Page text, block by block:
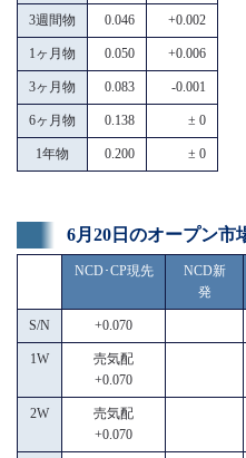
3週間物 0.046 +0.002
1ヶ月物 0.050 +0.006
3ヶ月物 0.083 -0.001
6ヶ月物 0.138 ± 0
1年物 0.200 ± 0
6月20日のオープン市
NCD･CP現先
NCD新
発
S/N +0.070
1W
売気配
+0.070
2W
売気配
+0.070